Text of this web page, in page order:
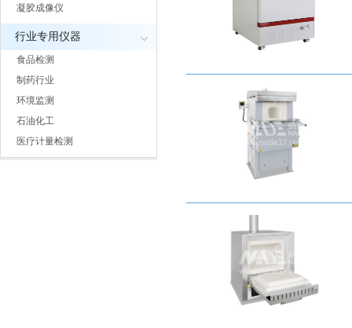
凝胶成像仪
行业专用仪器
食品检测
制药行业
环境监测
石油化工
医疗计量检测